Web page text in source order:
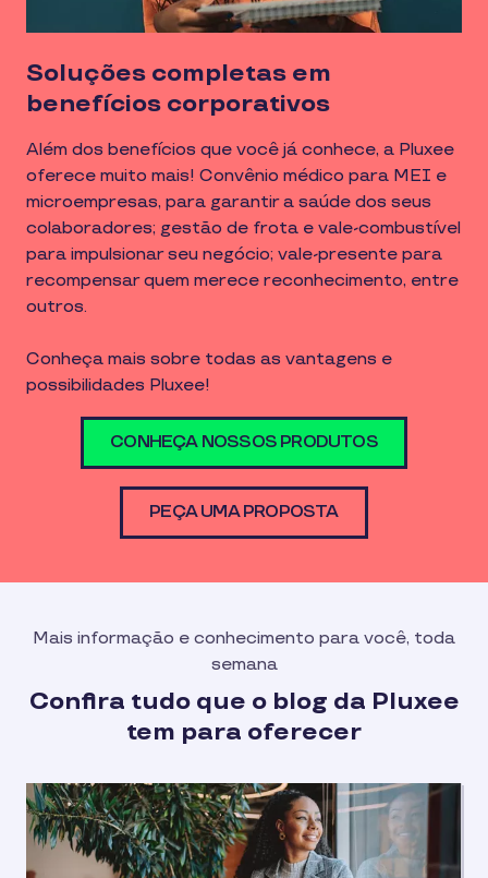
Soluções completas em
benefícios corporativos
Além dos benefícios que você já conhece, a Pluxee
oferece muito mais! Convênio médico para MEI e
microempresas, para garantir a saúde dos seus
colaboradores; gestão de frota e vale-combustível
para impulsionar seu negócio; vale-presente para
recompensar quem merece reconhecimento, entre
outros.
Conheça mais sobre todas as vantagens e
possibilidades Pluxee!
CONHEÇA NOSSOS PRODUTOS
PEÇA UMA PROPOSTA
Mais informação e conhecimento para você, toda
semana
Confira tudo que o blog da Pluxee
tem para oferecer